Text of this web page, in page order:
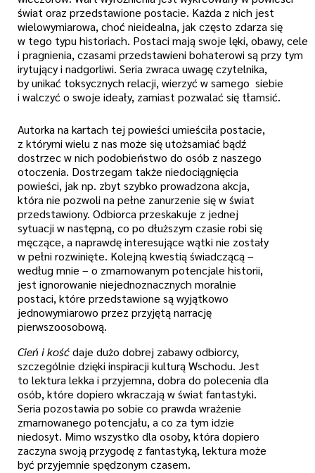
świat oraz przedstawione postacie. Każda z nich jest
wielowymiarowa, choć nieidealna, jak często zdarza się
w tego typu historiach. Postaci mają swoje lęki, obawy, cele
i pragnienia, czasami przedstawieni bohaterowi są przy tym
irytujący i nadgorliwi. Seria zwraca uwagę czytelnika,
by unikać toksycznych relacji, wierzyć w samego siebie
i walczyć o swoje ideały, zamiast pozwalać się tłamsić.
Autorka na kartach tej powieści umieściła postacie,
z którymi wielu z nas może się utożsamiać bądź
dostrzec w nich podobieństwo do osób z naszego
otoczenia. Dostrzegam także niedociągnięcia
powieści, jak np. zbyt szybko prowadzona akcja,
która nie pozwoli na pełne zanurzenie się w świat
przedstawiony. Odbiorca przeskakuje z jednej
sytuacji w następną, co po dłuższym czasie robi się
męczące, a naprawdę interesujące wątki nie zostały
w pełni rozwinięte. Kolejną kwestią świadczącą –
według mnie – o zmarnowanym potencjale historii,
jest ignorowanie niejednoznacznych moralnie
postaci, które przedstawione są wyjątkowo
jednowymiarowo przez przyjętą narrację
pierwszoosobową.
Cień i kośćdaje dużo dobrej zabawy odbiorcy,
szczególnie dzięki inspiracji kulturą Wschodu. Jest
to lektura lekka i przyjemna, dobra do polecenia dla
osób, które dopiero wkraczają w świat fantastyki.
Seria pozostawia po sobie co prawda wrażenie
zmarnowanego potencjału, a co za tym idzie
niedosyt. Mimo wszystko dla osoby, która dopiero
zaczyna swoją przygodę z fantastyką, lektura może
być przyjemnie spędzonym czasem.